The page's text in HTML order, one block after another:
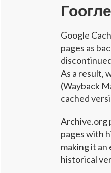
Google
pages as
As a result,
(Wayback
cached
Archive.org
pages with
making it
historical